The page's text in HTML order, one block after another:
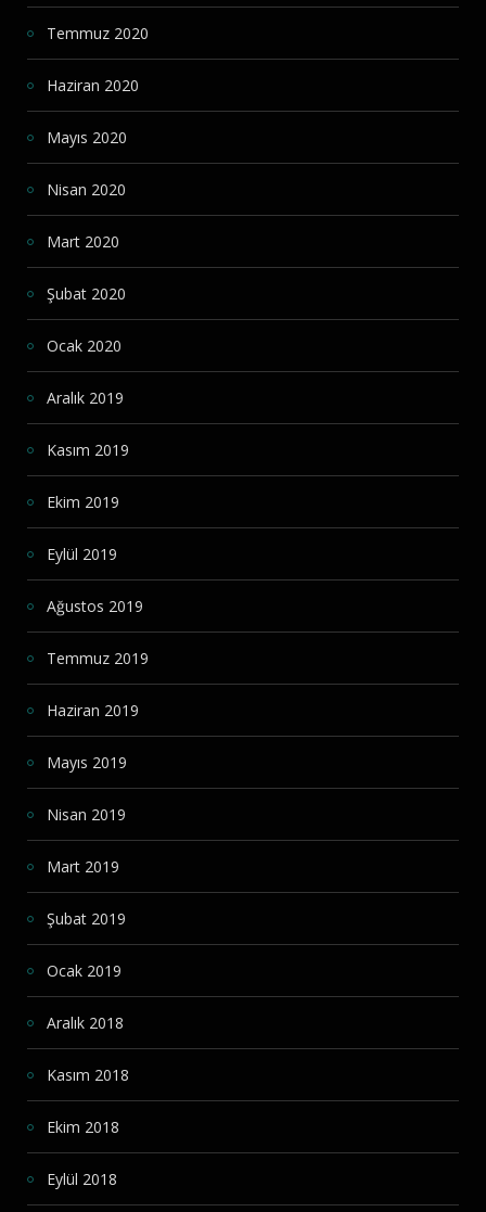
Temmuz 2020
Haziran 2020
Mayıs 2020
Nisan 2020
Mart 2020
Şubat 2020
Ocak 2020
Aralık 2019
Kasım 2019
Ekim 2019
Eylül 2019
Ağustos 2019
Temmuz 2019
Haziran 2019
Mayıs 2019
Nisan 2019
Mart 2019
Şubat 2019
Ocak 2019
Aralık 2018
Kasım 2018
Ekim 2018
Eylül 2018